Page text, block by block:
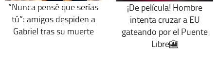
“Nunca pensé que serías
tú”: amigos despiden a
Gabriel tras su muerte
¡De película! Hombre
intenta cruzar a EU
gateando por el Puente
Libre🎦